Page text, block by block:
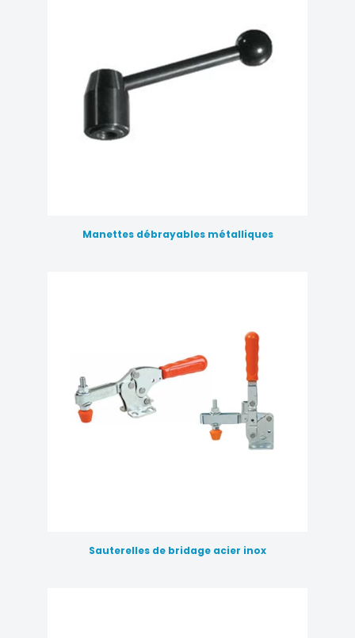
Manettes débrayables métalliques
Sauterelles de bridage acier inox